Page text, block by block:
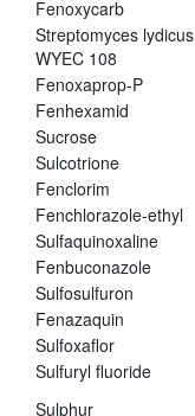
Fenoxycarb
Streptomyces lydicus
WYEC 108
Fenoxaprop-P
Fenhexamid
Sucrose
Sulcotrione
Fenclorim
Fenchlorazole-ethyl
Sulfaquinoxaline
Fenbuconazole
Sulfosulfuron
Fenazaquin
Sulfoxaflor
Sulfuryl fluoride
Sulphur